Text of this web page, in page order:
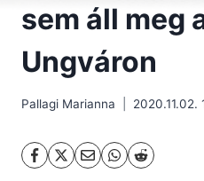
sem áll meg
Ungváron
Pallagi Marianna 2020.11.02.